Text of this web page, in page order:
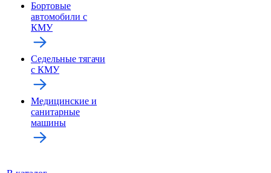
Бортовые
автомобили с
КМУ
Седельные тягачи
с КМУ
Медицинские и
санитарные
машины